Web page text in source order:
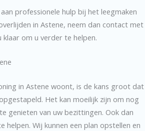
professionele hulp bij het leegmaken
in Astene, neem dan contact met
klaar om u verder te helpen.
in Astene woont, is de kans groot dat
Het kan moeilijk zijn om nog
genieten van uw bezittingen. Ook dan
helpen. Wij kunnen een plan opstellen en